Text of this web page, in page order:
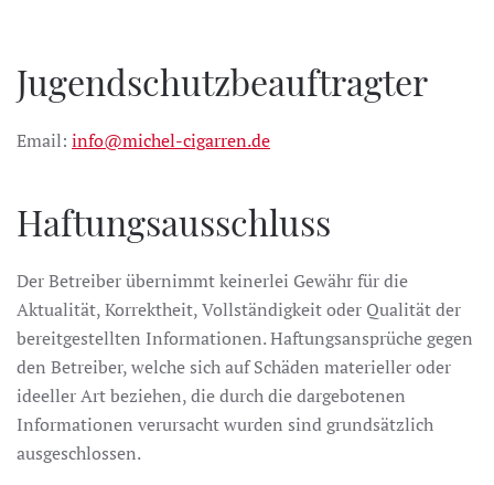
Jugendschutzbeauftragter
Email: info@michel-cigarren.de
Haftungsausschluss
Der Betreiber übernimmt keinerlei Gewähr für die
Aktualität, Korrektheit, Vollständigkeit oder Qualität der
bereitgestellten Informationen. Haftungsansprüche gegen
den Betreiber, welche sich auf Schäden materieller oder
ideeller Art beziehen, die durch die dargebotenen
Informationen verursacht wurden sind grundsätzlich
ausgeschlossen.